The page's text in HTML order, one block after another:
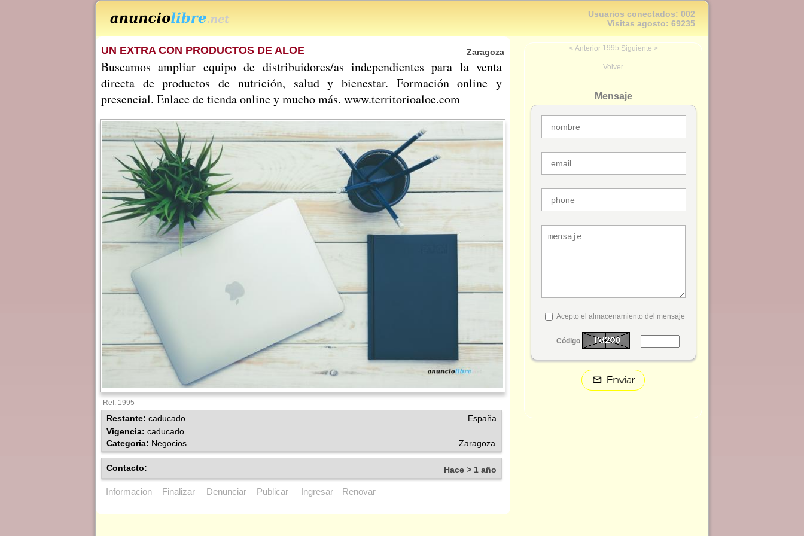
Usuarios conectados: 002
Visitas agosto: 69235
< Anterior1995 Siguiente >
Volver
Mensaje
Acepto el almacenamiento del mensaje
Código
UN EXTRA CON PRODUCTOS DE ALOE Zaragoza
Buscamos ampliar equipo de distribuidores/as independientes para la venta
directa de productos de nutrición, salud y bienestar. Formación online y
presencial. Enlace de tienda online y mucho más. www.territorioaloe.com
Ref: 1995
Restante: caducado
España
Vigencia: caducado
Categoria: Negocios Zaragoza
Contacto: Hace > 1 año
Informacion Finalizar Denunciar Publicar Ingresar Renovar